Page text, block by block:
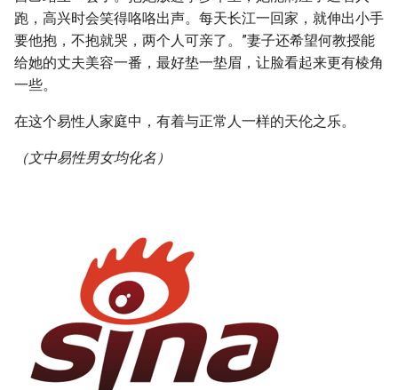
跑，高兴时会笑得咯咯出声。每天长江一回家，就伸出小手
要他抱，不抱就哭，两个人可亲了。”妻子还希望何教授能
给她的丈夫美容一番，最好垫一垫眉，让脸看起来更有棱角
一些。
在这个易性人家庭中，有着与正常人一样的天伦之乐。
（文中易性男女均化名）